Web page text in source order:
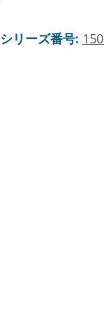
シリーズ番号: